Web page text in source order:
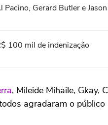
Gerard Butler e
100 mil de indenização
, Mileide Mihaile, Gkay,
agradaram o público